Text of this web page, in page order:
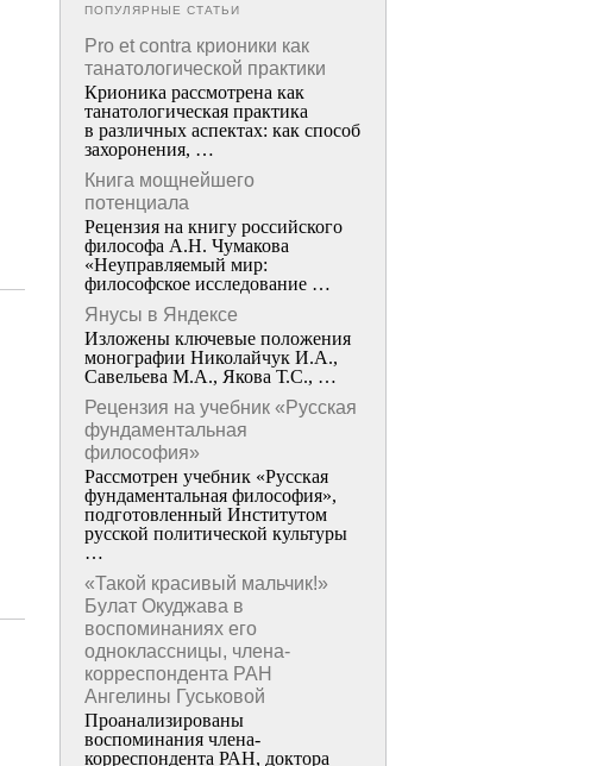
ПОПУЛЯРНЫЕ СТАТЬИ
Pro et contra крионики как
танатологической практики
Крионика рассмотрена как
танатологическая практика
в различных аспектах: как способ
захоронения, …
Книга мощнейшего
потенциала
Рецензия на книгу российского
философа А.Н. Чумакова
«Неуправляемый мир:
философское исследование …
Янусы в Яндексе
Изложены ключевые положения
монографии Николайчук И.А.,
Савельева М.А., Якова Т.С., …
Рецензия на учебник «Русская
фундаментальная
философия»
Рассмотрен учебник «Русская
фундаментальная философия»,
подготовленный Институтом
русской политической культуры
…
«Такой красивый мальчик!»
Булат Окуджава в
воспоминаниях его
одноклассницы, члена-
корреспондента РАН
Ангелины Гуськовой
Проанализированы
воспоминания члена­
корреспондента РАН, доктора